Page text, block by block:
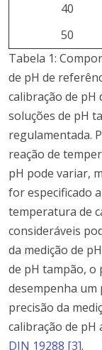
40
50
Tabela 1:
de pH de
calibração de pH
soluções de pH
regulamentada.
reação de
pH pode variar,
for especificado a
temperatura de
consideráveis
da medição de pH
de pH tampão, o
desempenha
precisão da
calibração de pH
DIN 19288 [3].